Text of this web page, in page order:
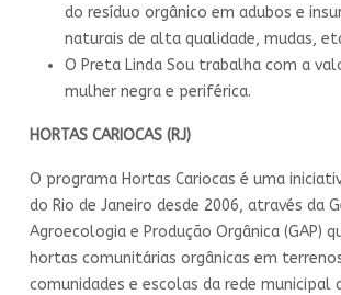
do resíduo orgânico em adubos e
naturais de alta qualidade, mudas,
O Preta Linda Sou trabalha com a
mulher negra e periférica.
HORTAS CARIOCAS (RJ)
O programa Hortas Cariocas é uma
do Rio de Janeiro desde 2006, através da
Agroecologia e Produção Orgânica (GAP)
hortas comunitárias orgânicas em
comunidades e escolas da rede municipal